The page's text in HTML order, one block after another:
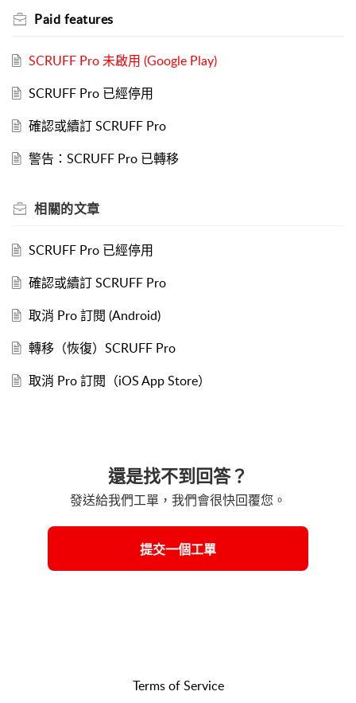
Paid features
SCRUFF Pro 未啟用 (Google Play)
SCRUFF Pro 已經停用
確認或續訂 SCRUFF Pro
警告：SCRUFF Pro 已轉移
相關的文章
SCRUFF Pro 已經停用
確認或續訂 SCRUFF Pro
取消 Pro 訂閱 (Android)
轉移（恢復）SCRUFF Pro
取消 Pro 訂閱（iOS App Store）
還是找不到回答？
發送給我們工單，我們會很快回覆您。
提交一個工單
Terms of Service